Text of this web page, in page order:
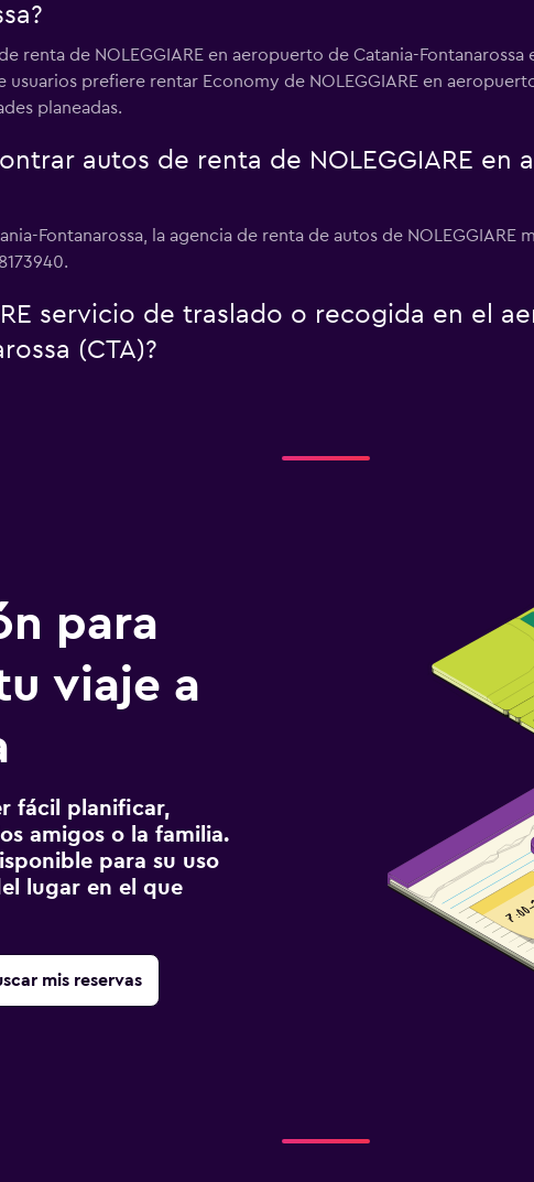
renta de NOLEGGIARE en aeropuerto de Catania-
usuarios prefiere rentar Economy de NOLEGGIARE en
planeadas.
autos de renta de NOLEGGIARE en
Fontanarossa, la agencia de renta de autos de NOLEGGIARE
servicio de traslado o recogida en el
(CTA)?
para
viaje a
fácil planificar,
amigos o la familia.
para su uso
lugar en el que
mis reservas